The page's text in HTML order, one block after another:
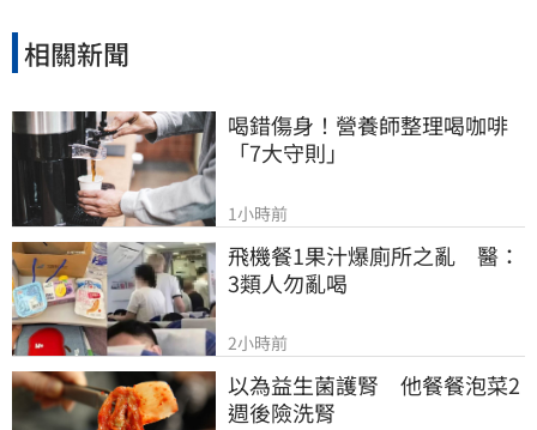
相關新聞
喝錯傷身！營養師整理喝咖啡
「7大守則」
1小時前
飛機餐1果汁爆廁所之亂　醫：
3類人勿亂喝
2小時前
以為益生菌護腎　他餐餐泡菜2
週後險洗腎